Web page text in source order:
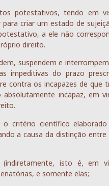
potestativos, tendo em
criar um estado de
a ele não
direito.
suspendem e
impeditivas do prazo
contra os incapazes de que
incapaz, em
o critério científico
a causa da distinção
isto é, em
e somente elas;